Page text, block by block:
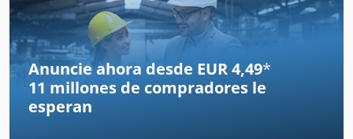
V 1,1 kW Modelo profesional de uso industrial La máquina
proviene del cierre de un taller. Alcance del suministro:
Dcsdpfeznkufjx Aphjk Máquina Guías/accesorios, base
como se muestra en las imágenes Manual de instrucciones
Posibilidad de inspección/prueba previa, previo acuerdo.
Anuncie ahora desde EUR 4,49*
11 millones de compradores le
esperan